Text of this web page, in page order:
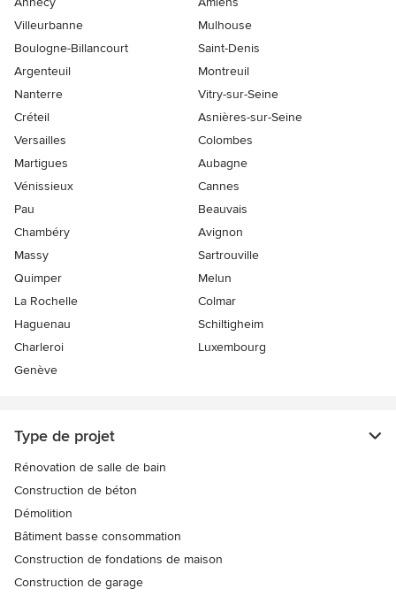
Villeurbanne
Mulhouse
Boulogne-Billancourt
Saint-Denis
Argenteuil
Montreuil
Nanterre
Vitry-sur-Seine
Créteil
Asnières-sur-Seine
Versailles
Colombes
Martigues
Aubagne
Vénissieux
Cannes
Pau
Beauvais
Chambéry
Avignon
Massy
Sartrouville
Quimper
Melun
La Rochelle
Colmar
Haguenau
Schiltigheim
Charleroi
Luxembourg
Genève
Type de projet
Rénovation de salle de bain
Construction de béton
Démolition
Bâtiment basse consommation
Construction de fondations de maison
Construction de garage